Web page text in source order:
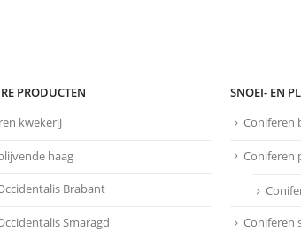
PRODUCTEN
kwekerij
haag
Brabant
Smaragd
SNOEI- EN
Coniferen
Coniferen
Coniferen